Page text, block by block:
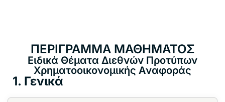
ΠΕΡΙΓΡΑΜΜΑ ΜΑΘΗΜΑΤΟΣ
Ειδικά Θέματα Διεθνών Προτύπων
Χρηματοοικονομικής Αναφοράς
1. Γενικά